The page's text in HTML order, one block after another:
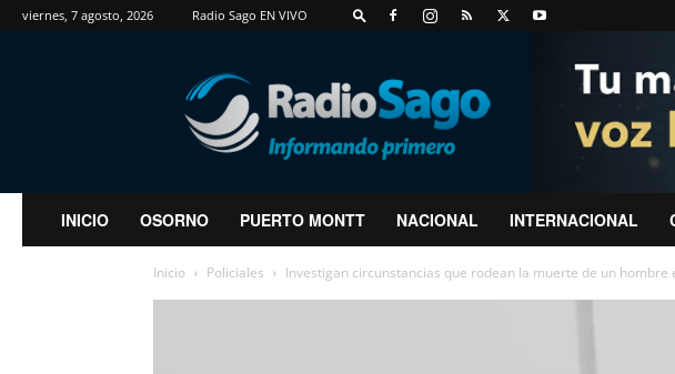
viernes, 7 agosto, 2026 Radio Sago EN VIVO
RadioSago
INICIO OSORNO PUERTO MONTT NACIONAL INTERNACIONAL
Inicio Policiales Investigan circunstancias que rodean la muerte de un hombre